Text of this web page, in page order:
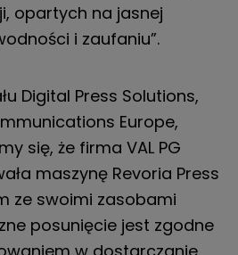
opartych na jasnej
i zaufaniu”.
Digital Press Solutions,
Europe,
się, że firma VAL PG
maszynę Revoria Press
ze swoimi zasobami
posunięcie jest zgodne